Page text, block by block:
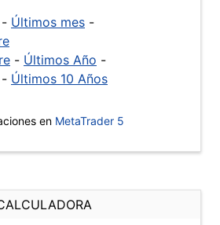
- Últimos mes -
- Últimos Año -
- Últimos 10 Años
en MetaTrader 5